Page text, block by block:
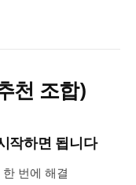
천 조합)
작하면 됩니다
번에 해결